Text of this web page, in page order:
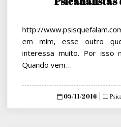
http://
em mim, esse outro
interessa muito. Por isso
Quando vem…
Posted
05/11/2016